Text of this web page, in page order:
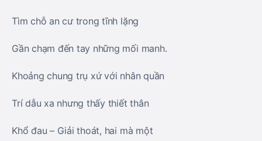
Tìm chỗ an cư trong tĩnh lặng
Gần chạm đến tay những mối manh.
Khoảng chung trụ xứ với nhân quần
Trí dẫu xa nhưng thấy thiết thân
Khổ đau – Giải thoát, hai mà một